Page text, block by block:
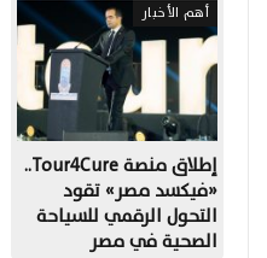
أهم الأخبار
إطلاق منصة Tour4Cure..
«فيكسد مصر» تقود
التحول الرقمي للسياحة
الصحية في مصر